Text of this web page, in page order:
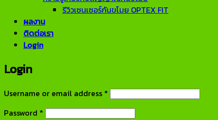
รีวิวเซนเซอร์กันขโมย OPTEX FIT
ผลงาน
ติดต่อเรา
Login
Login
Username or email address * Required
Password * Required